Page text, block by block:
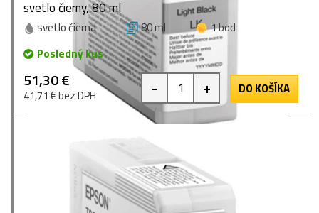
svetlo čierny, 80 ml
svetlo čierna 80 ml
1 bod
Posledný kus
51,30 €
41,71 € bez DPH - + DO KOŠÍKA